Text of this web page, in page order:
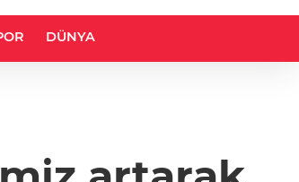
DÜNYA